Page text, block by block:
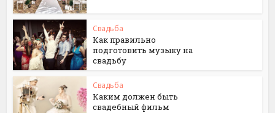
Свадьба
Как правильно
подготовить музыку на
свадьбу
Свадьба
Каким должен быть
свадебный фильм